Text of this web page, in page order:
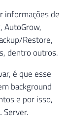
informações de
AutoGrow,
Restore,
dentro outros.
é que esse
background
e por isso,
Server.